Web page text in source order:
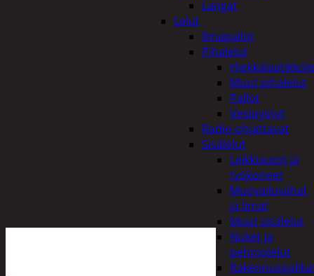
Langat
Lelut
Ilmapallot
Pihalelut
Muut pihalelut
Pallot
Vesipyssyt
Radio-ohjattavat
Sisälelut
Leikkiautot ja
työkoneet
Muovailuvahat
ja limat
Muut sisälelut
Nuket ja
pehmolelut